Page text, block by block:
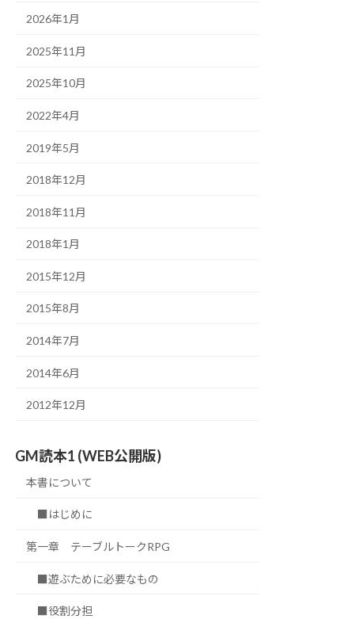
2026年1月
2025年11月
2025年10月
2022年4月
2019年5月
2018年12月
2018年11月
2018年1月
2015年12月
2015年8月
2014年7月
2014年6月
2012年12月
GM読本1 (WEB公開版)
本書について
■はじめに
第一章 テーブルトークRPG
■遊ぶために必要なもの
■役割分担